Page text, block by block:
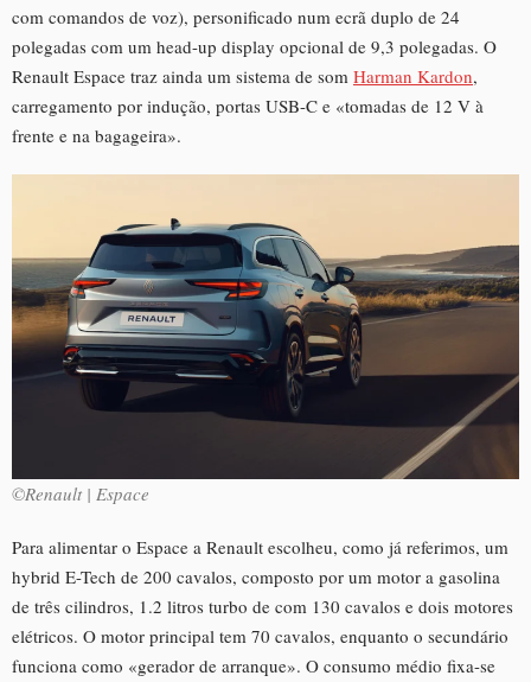
com comandos de voz), personificado num ecrã duplo de 24
polegadas com um head-up display opcional de 9,3 polegadas. O
Renault Espace traz ainda um sistema de som Harman Kardon,
carregamento por indução, portas USB-C e «tomadas de 12 V à
frente e na bagageira».
©Renault | Espace
Para alimentar o Espace a Renault escolheu, como já referimos, um
hybrid E-Tech de 200 cavalos, composto por um motor a gasolina
de três cilindros, 1.2 litros turbo de com 130 cavalos e dois motores
elétricos. O motor principal tem 70 cavalos, enquanto o secundário
funciona como «gerador de arranque». O consumo médio fixa-se